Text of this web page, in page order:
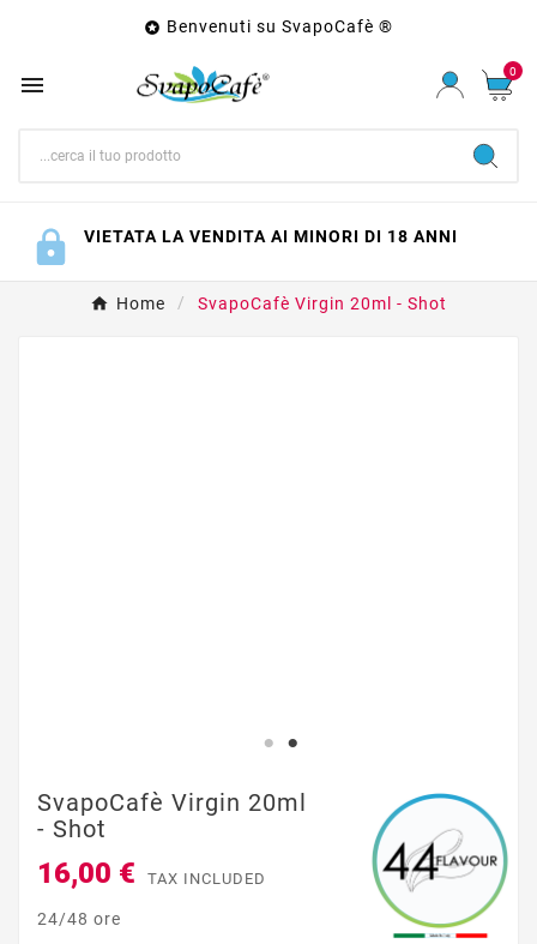
 Benvenuti su SvapoCafè ®
 0
VIETATA LA VENDITA AI MINORI DI 18 ANNI
Home SvapoCafè Virgin 20ml - Shot
SvapoCafè Virgin 20ml
- Shot
16,00 € TAX INCLUDED
24/48 ore